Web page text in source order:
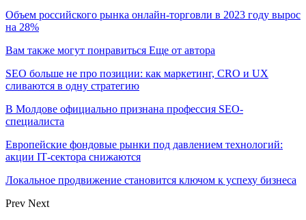
Объем российского рынка онлайн-торговли в 2023 году вырос
на 28%
Вам также могут понравиться Еще от автора
SEO больше не про позиции: как маркетинг, CRO и UX
сливаются в одну стратегию
В Молдове официально признана профессия SEO-
специалиста
Европейские фондовые рынки под давлением технологий:
акции IT‑сектора снижаются
Локальное продвижение становится ключом к успеху бизнеса
Prev Next